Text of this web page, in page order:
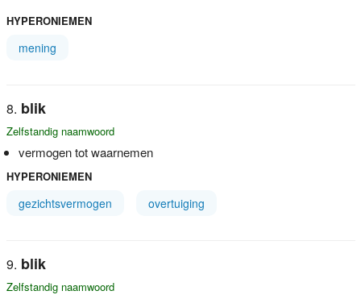
HYPERONIEMEN
mening
blik
Zelfstandig naamwoord
vermogen tot waarnemen
HYPERONIEMEN
gezichtsvermogen overtuiging
blik
Zelfstandig naamwoord